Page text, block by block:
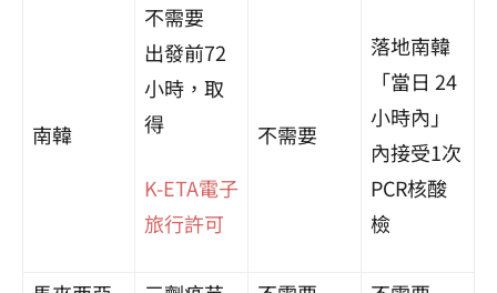
南韓
不需要
出發前72
小時，取
得
K-ETA電子
旅行許可
不需要
落地南韓
「當日 24
小時內」
內接受1次
PCR核酸
檢